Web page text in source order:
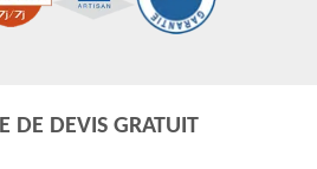
DE DEVIS GRATUIT